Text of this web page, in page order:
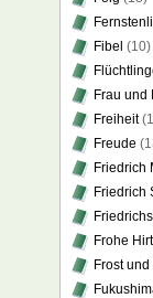
Fibel (10)
Frau und
Freiheit
Freude
Friedrich
Friedrich
Frohe
Frost